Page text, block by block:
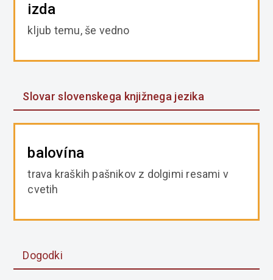
izda
kljub temu, še vedno
Slovar slovenskega knjižnega jezika
balovína
trava kraških pašnikov z dolgimi resami v
cvetih
Dogodki